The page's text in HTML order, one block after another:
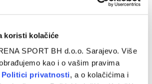
koristi kolačiće
SPORT BH d.o.o. Sarajevo. Više
kao i o vašim pravima
Politici privatnosti, a o kolačićima i